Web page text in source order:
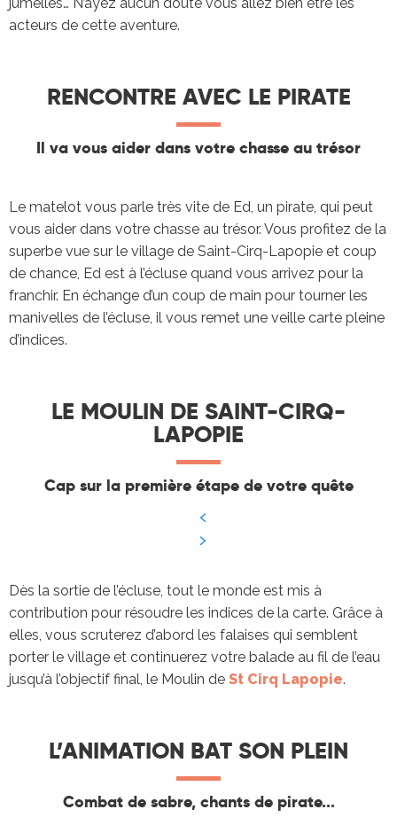
jumelles… N’ayez aucun doute vous allez bien être les
acteurs de cette aventure.
RENCONTRE AVEC LE PIRATE
Il va vous aider dans votre chasse au trésor
Le matelot vous parle très vite de Ed, un pirate, qui peut
vous aider dans votre chasse au trésor. Vous profitez de la
superbe vue sur le village de Saint-Cirq-Lapopie et coup
de chance, Ed est à l’écluse quand vous arrivez pour la
franchir. En échange d’un coup de main pour tourner les
manivelles de l’écluse, il vous remet une veille carte pleine
d’indices.
LE MOULIN DE SAINT-CIRQ-
LAPOPIE
Cap sur la première étape de votre quête
Dès la sortie de l’écluse, tout le monde est mis à
contribution pour résoudre les indices de la carte. Grâce à
elles, vous scruterez d’abord les falaises qui semblent
porter le village et continuerez votre balade au fil de l’eau
jusqu’à l’objectif final, le Moulin de St Cirq Lapopie.
L’ANIMATION BAT SON PLEIN
Combat de sabre, chants de pirate...